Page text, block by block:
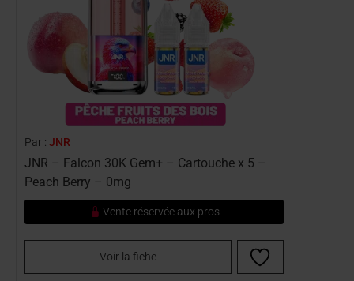
Par : JNR
JNR – Falcon 30K Gem+ – Cartouche x 5 –
Peach Berry – 0mg
Vente réservée aux pros
Voir la fiche